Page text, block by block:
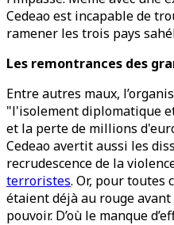
Cedeao est incapable de
ramener les trois pays
Les remontrances des
Entre autres maux,
"l'isolement diplomatique
et la perte de millions
Cedeao avertit aussi les
recrudescence de la
terroristes. Or, pour toutes
étaient déjà au rouge
pouvoir. D’où le manque